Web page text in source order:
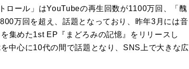
ロール」はYouTubeの再生回数が1100万回、「醜
万回を超え、話題となっており、昨年3月には⾳
集めた1st EP『まどろみの記憶』をリリースし
中心に10代の間で話題となり、SNS上で大きな広